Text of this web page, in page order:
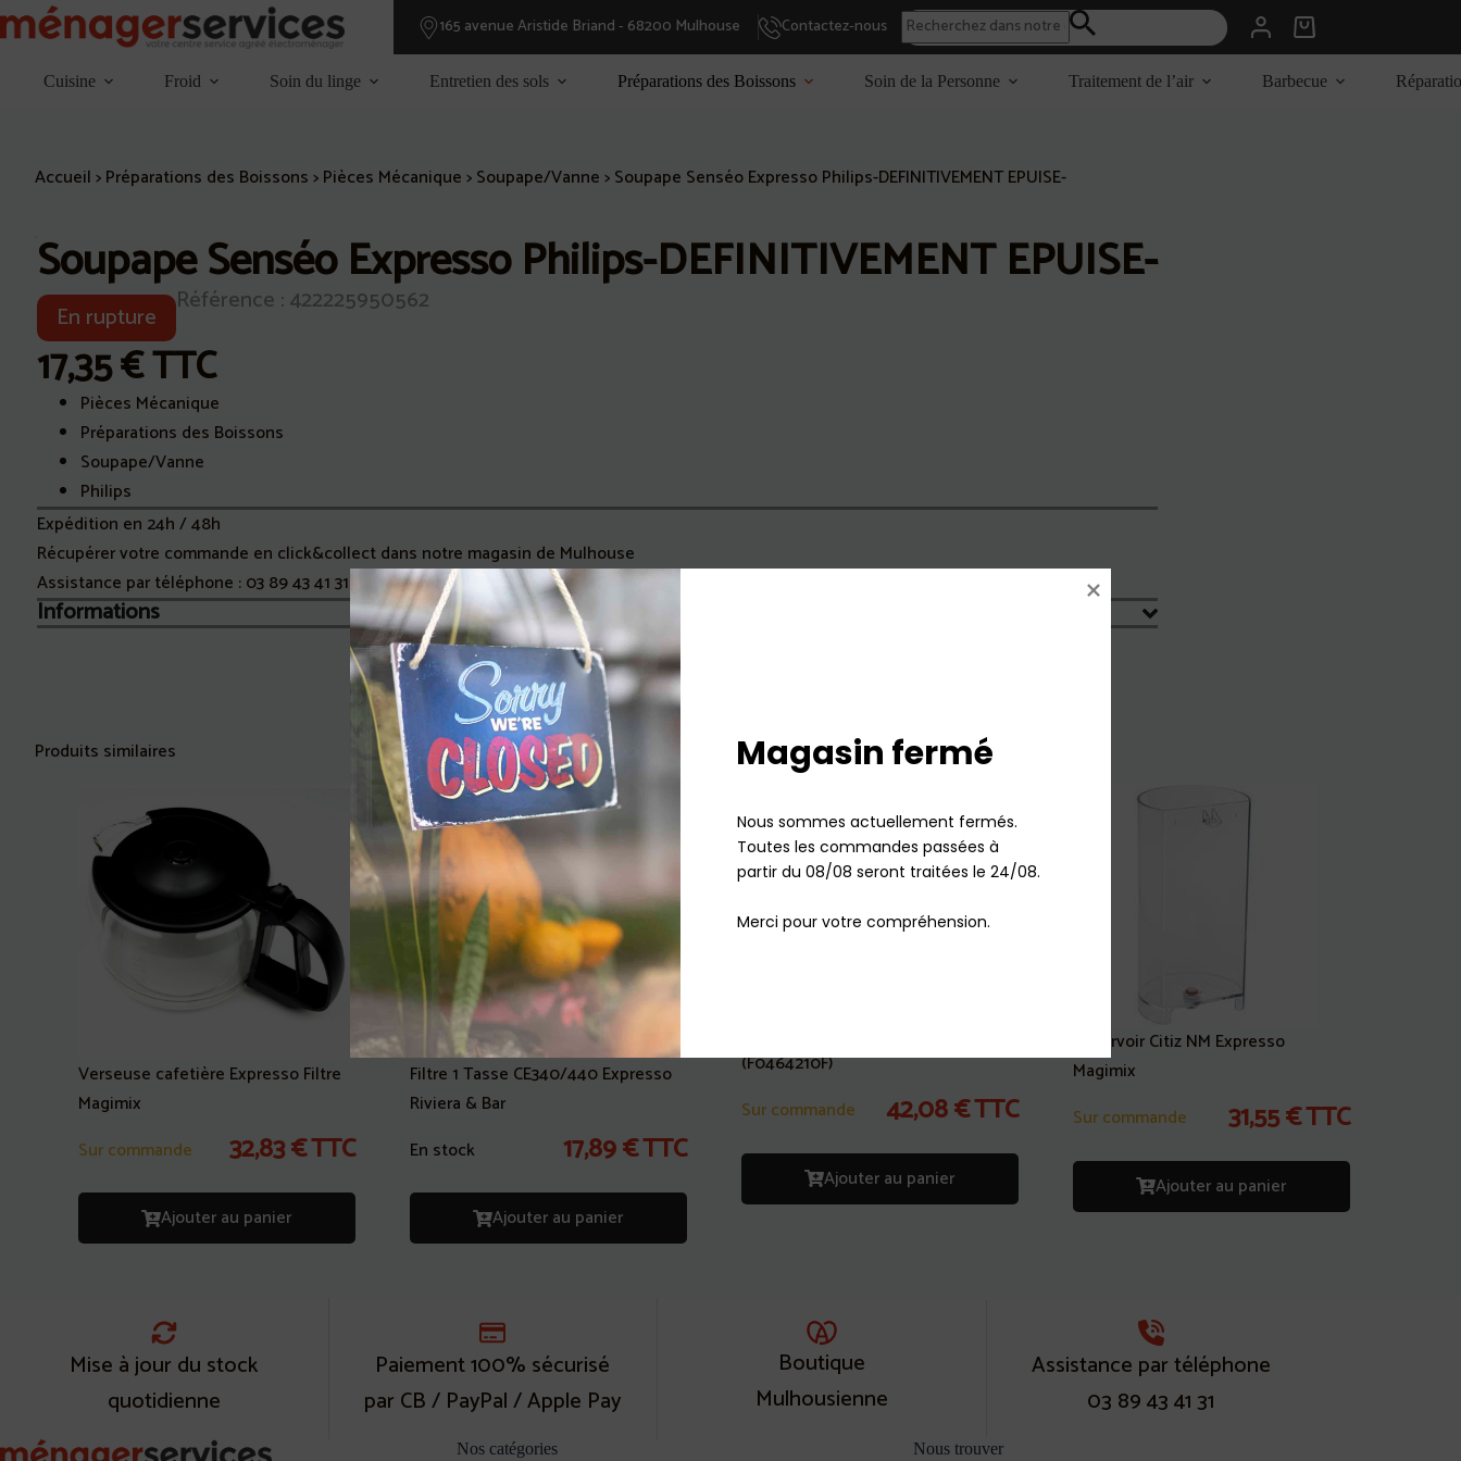
au
165 avenue Aristide Briand - 68200 Mulhouse Contactez-nous
Panier
d’achat
Cuisine
Froid Soin du linge Entretien des sols Préparations des Boissons Soin de la Personne Traitement de l’air Barbecue
Accueil>Préparations des Boissons>Pièces Mécanique>Soupape/Vanne>Soupape Senséo Expresso Philips-DEFINITIVEMENT EPUISE-
ÉPUISÉ
Soupape Senséo Expresso Philips-DEFINITIVEMENT EPUISE-
En rupture Référence : 422225950562
17,35€TTC
Pièces Mécanique
Préparations des Boissons
Soupape/Vanne
Philips
Expédition en 24h / 48h
Récupérer votre commande en click&collect dans notre magasin de Mulhouse
Assistance par téléphone :03 89 43 41 31
Informations
Produits similaires
Verseuse cafetière Expresso Filtre
Magimix
Sur commande
32,83€TTC
Ajouter au panier
Filtre 1 Tasse CE340/440 Expresso
Riviera & Bar
En stock
17,89€TTC
Ajouter au panier
(F0464210F)
Sur commande
42,08€TTC
Ajouter au panier
Réservoir Citiz NM Expresso
Magimix
Sur commande
31,55€TTC
Ajouter au panier
Mise à jour du stock
quotidienne
Paiement 100% sécurisé
par CB / PayPal / Apple Pay
Boutique
Mulhousienne
Assistance par téléphone
03 89 43 41 31
Nos catégories Nous trouver
Magasin fermé
Nous sommes actuellement fermés.
Toutes les commandes passées à
partir du 08/08 seront traitées le 24/08.
Merci pour votre compréhension.